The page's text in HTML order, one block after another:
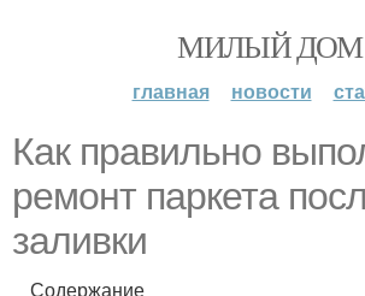
МИЛЫЙ ДОМ
главная новости
Как правильно
ремонт паркета
заливки
Содержание